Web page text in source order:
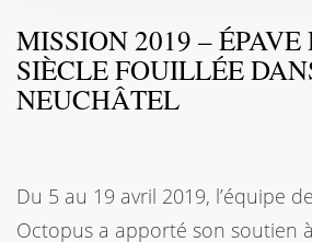
MISSION 2019 –
SIÈCLE FOUILLÉE
NEUCHÂTEL
Du 5 au 19 avril 2019, l’équipe
Octopus a apporté son soutien